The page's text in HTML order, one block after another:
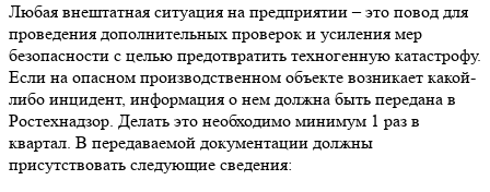
Любая внештатная ситуация на предприятии – это повод для
проведения дополнительных проверок и усиления мер
безопасности с целью предотвратить техногенную катастрофу.
Если на опасном производственном объекте возникает какой-
либо инцидент, информация о нем должна быть передана в
Ростехнадзор. Делать это необходимо минимум 1 раз в
квартал. В передаваемой документации должны
присутствовать следующие сведения: